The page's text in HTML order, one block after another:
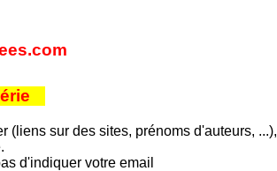
(liens sur des sites, prénoms d'auteurs, ...),
d'indiquer votre email